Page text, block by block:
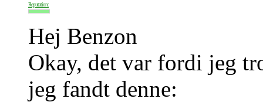
Reputation:
Hej Benzon
Okay, det var fordi jeg
jeg fandt denne: